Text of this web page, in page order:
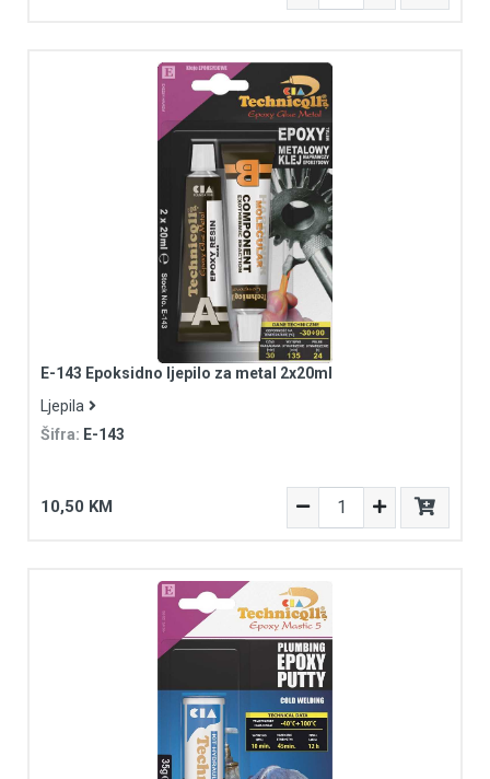
E-143 Epoksidno ljepilo za metal 2x20ml
Ljepila
Šifra: E-143
10,50 KM